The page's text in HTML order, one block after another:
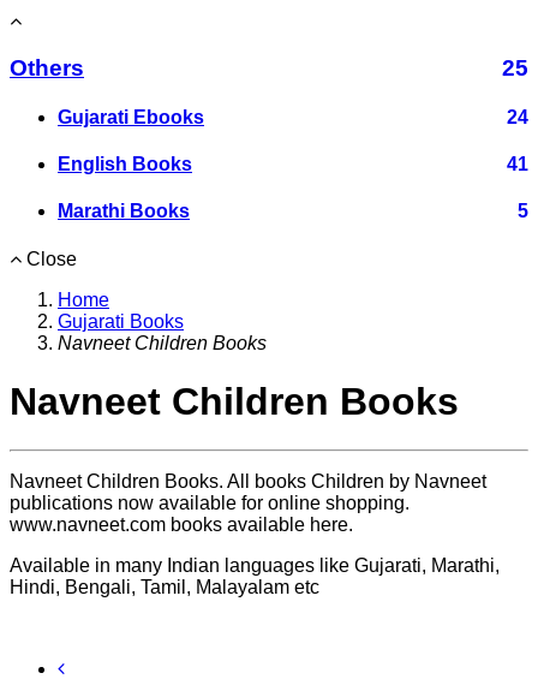
Others 25
Gujarati Ebooks 24
English Books 41
Marathi Books 5
Close
Home
Gujarati Books
Navneet Children Books
Navneet Children Books
Navneet Children Books. All books Children by Navneet
publications now available for online shopping.
www.navneet.com books available here.
Available in many Indian languages like Gujarati, Marathi,
Hindi, Bengali, Tamil, Malayalam etc